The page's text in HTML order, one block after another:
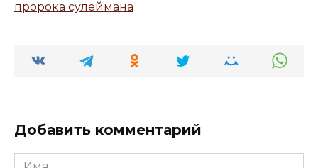
пророка сулеймана
Добавить комментарий
Имя